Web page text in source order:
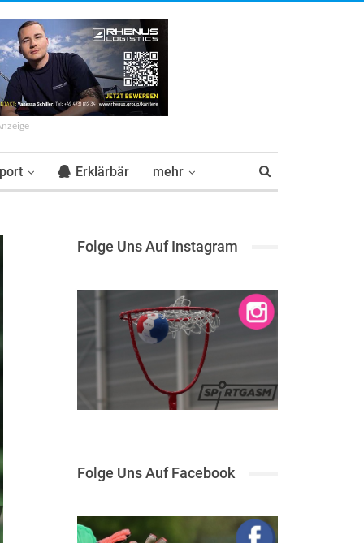
Erklärbär mehr
Folge Uns Auf Instagram
Folge Uns Auf Facebook